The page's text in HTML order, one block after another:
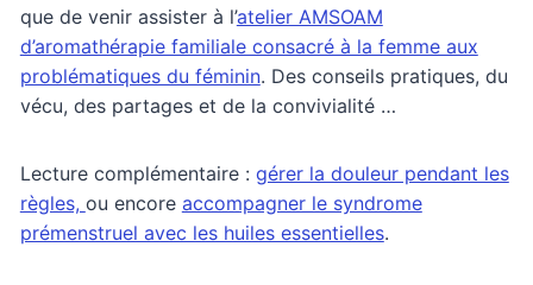
que de venir assister à l’atelier AMSOAM
d’aromathérapie familiale consacré à la femme aux
problématiques du féminin. Des conseils pratiques, du
vécu, des partages et de la convivialité …
Lecture complémentaire : gérer la douleur pendant les
règles, ou encore accompagner le syndrome
prémenstruel avec les huiles essentielles.